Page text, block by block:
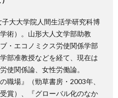
大大学院人間生活学研究科博
術）。山形大人文学部助教
・エコノミクス労使関係学部
部准教授などを経て、現在は
使関係論、女性労働論。
職場』（勁草書房・2003年、
賞）、『グローバル化のなか